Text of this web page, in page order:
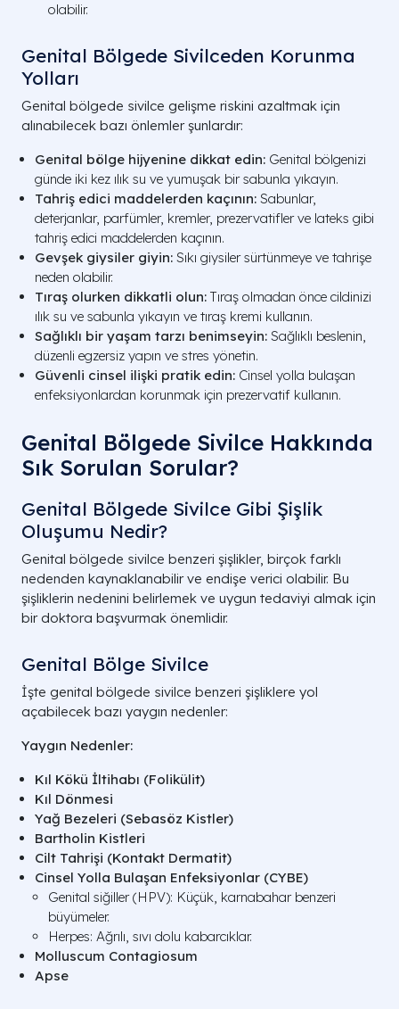
olabilir.
Genital Bölgede Sivilceden Korunma
Yolları
Genital bölgede sivilce gelişme riskini azaltmak için
alınabilecek bazı önlemler şunlardır:
Genital bölge hijyenine dikkat edin: Genital bölgenizi
günde iki kez ılık su ve yumuşak bir sabunla yıkayın.
Tahriş edici maddelerden kaçının: Sabunlar,
deterjanlar, parfümler, kremler, prezervatifler ve lateks gibi
tahriş edici maddelerden kaçının.
Gevşek giysiler giyin: Sıkı giysiler sürtünmeye ve tahrişe
neden olabilir.
Tıraş olurken dikkatli olun: Tıraş olmadan önce cildinizi
ılık su ve sabunla yıkayın ve tıraş kremi kullanın.
Sağlıklı bir yaşam tarzı benimseyin: Sağlıklı beslenin,
düzenli egzersiz yapın ve stres yönetin.
Güvenli cinsel ilişki pratik edin: Cinsel yolla bulaşan
enfeksiyonlardan korunmak için prezervatif kullanın.
Genital Bölgede Sivilce Hakkında
Sık Sorulan Sorular?
Genital Bölgede Sivilce Gibi Şişlik
Oluşumu Nedir?
Genital bölgede sivilce benzeri şişlikler, birçok farklı
nedenden kaynaklanabilir ve endişe verici olabilir. Bu
şişliklerin nedenini belirlemek ve uygun tedaviyi almak için
bir doktora başvurmak önemlidir.
Genital Bölge Sivilce
İşte genital bölgede sivilce benzeri şişliklere yol
açabilecek bazı yaygın nedenler:
Yaygın Nedenler:
Kıl Kökü İltihabı (Folikülit)
Kıl Dönmesi
Yağ Bezeleri (Sebasöz Kistler)
Bartholin Kistleri
Cilt Tahrişi (Kontakt Dermatit)
Cinsel Yolla Bulaşan Enfeksiyonlar (CYBE)
Genital siğiller (HPV): Küçük, karnabahar benzeri
büyümeler.
Herpes: Ağrılı, sıvı dolu kabarcıklar.
Molluscum Contagiosum
Apse